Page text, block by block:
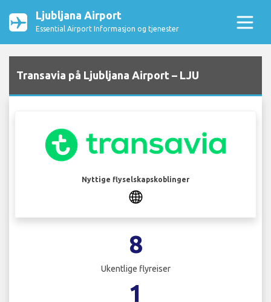
Ljubljana Airport
Essential Airport Informasjon og tjenester
Transavia på Ljubljana Airport – LJU
Nyttige flyselskapskoblinger
8
Ukentlige flyreiser
1